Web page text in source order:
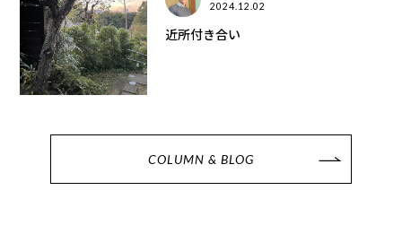
2024.12.02
近所付き合い
COLUMN & BLOG